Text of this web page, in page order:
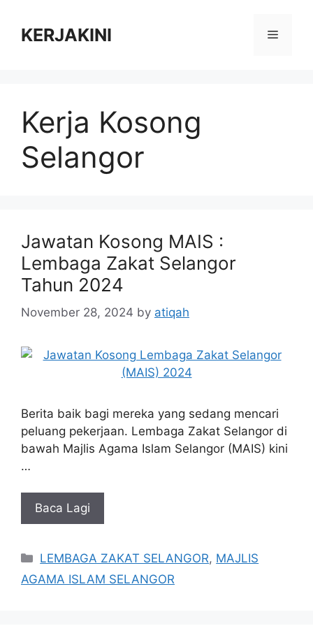
contentKERJAKINI Menu
Kerja Kosong
Selangor
Jawatan Kosong MAIS :
Lembaga Zakat Selangor
Tahun 2024
November 28, 2024 by atiqah
Berita baik bagi mereka yang sedang mencari
peluang pekerjaan. Lembaga Zakat Selangor di
bawah Majlis Agama Islam Selangor (MAIS) kini
…
Baca Lagi
Categories
LEMBAGA ZAKAT SELANGOR, MAJLIS
AGAMA ISLAM SELANGOR